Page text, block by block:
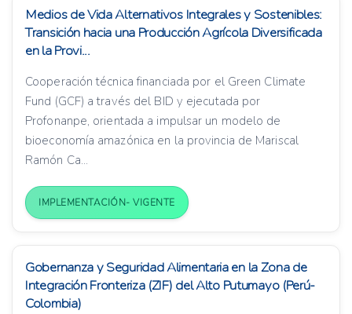
Medios de Vida Alternativos Integrales y Sostenibles:
Transición hacia una Producción Agrícola Diversificada
en la Provi...
Cooperación técnica financiada por el Green Climate
Fund (GCF) a través del BID y ejecutada por
Profonanpe, orientada a impulsar un modelo de
bioeconomía amazónica en la provincia de Mariscal
Ramón Ca...
IMPLEMENTACIÓN- VIGENTE
Gobernanza y Seguridad Alimentaria en la Zona de
Integración Fronteriza (ZIF) del Alto Putumayo (Perú-
Colombia)